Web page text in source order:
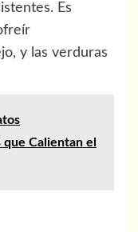
Es
y las verduras
Calientan el